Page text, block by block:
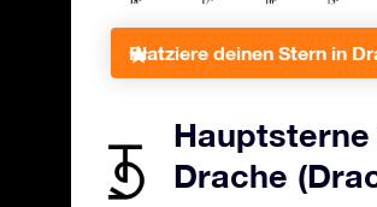
Platziere deinen Stern in
Hauptsterne
Drache